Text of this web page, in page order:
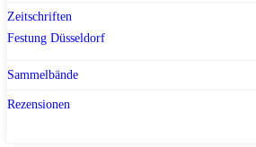
Zeitschriften
Festung Düsseldorf
Sammelbände
Rezensionen